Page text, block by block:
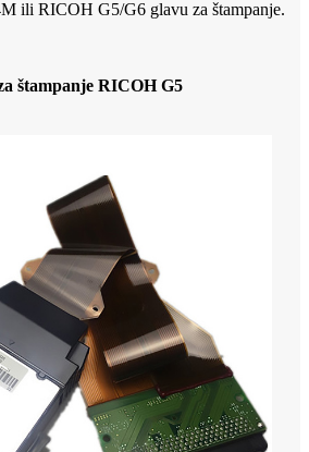
ili RICOH G5/G6 glavu za štampanje.
štampanje RICOH G5